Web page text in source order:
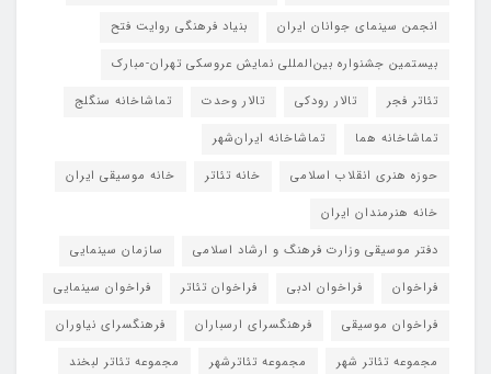
انجمن سینمای جوانان ایران
بنیاد فرهنگی روایت فتح
بیستمین جشنواره بین‌المللی نمایش عروسکی تهران-مبارک
تئاتر فجر
تالار رودکی تالار وحدت
تماشاخانه سنگلج
تماشاخانه هما
تماشاخانه‌ ایران‌شهر
حوزه هنری انقلاب اسلامی
خانه تئاتر
خانه موسیقی ایران
خانه هنرمندان ایران
دفتر موسیقی وزارت فرهنگ و ارشاد اسلامی
سازمان سینمایی
فراخوان
فراخوان ادبی فراخوان تئاتر
فراخوان سینمایی
فراخوان موسیقی
فرهنگسرای ارسباران
فرهنگسرای نیاوران
مجموعه تئاتر شهر
مجموعه تئاترشهر
مجموعه تئاتر لبخند